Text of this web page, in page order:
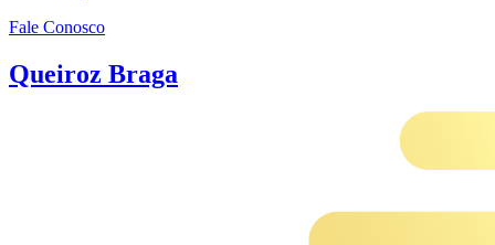
Fale Conosco
Queiroz Braga